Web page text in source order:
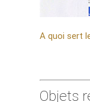
A quoi sert
Objets